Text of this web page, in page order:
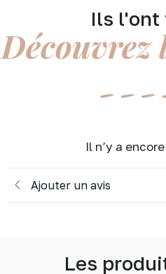
Ils l'ont
Découvrez
Il n’y a
Ajouter un avis
Les